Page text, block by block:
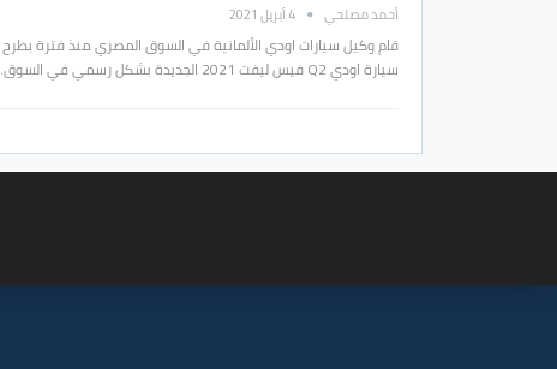
أحمد مصلحي 4 أبريل 2021
قام وكيل سيارات اودي الألمانية في السوق المصري منذ فترة بطرح
سيارة اودي Q2 فيس ليفت 2021 الجديدة بشكل رسمي في السوق…